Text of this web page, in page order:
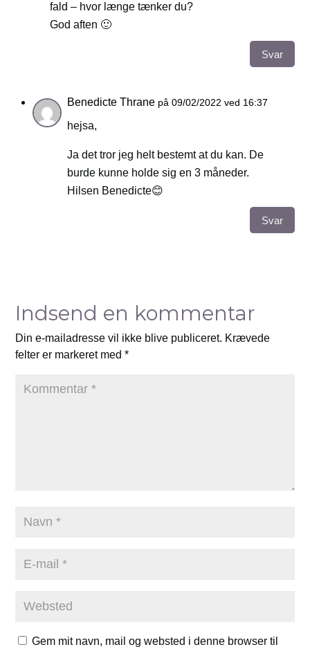
fald – hvor længe tænker du?
God aften 🙂
Svar
Benedicte Thrane på 09/02/2022 ved 16:37
hejsa,
Ja det tror jeg helt bestemt at du kan. De
burde kunne holde sig en 3 måneder.
Hilsen Benedicte😊
Svar
Indsend en kommentar
Din e-mailadresse vil ikke blive publiceret. Krævede
felter er markeret med*
Gem mit navn, mail og websted i denne browser til